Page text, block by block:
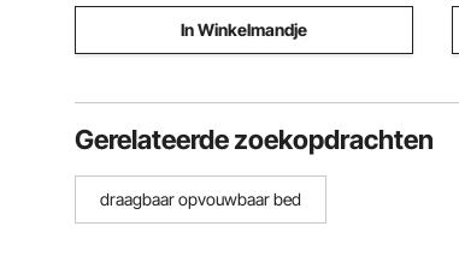
In Winkelmandje
Gerelateerde zoekopdrachten
draagbaar opvouwbaar bed